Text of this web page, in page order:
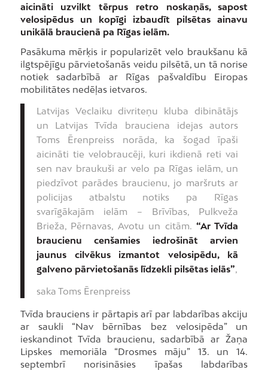
aicināti uzvilkt tērpus retro noskaņās, sapost
velosipēdus un kopīgi izbaudīt pilsētas ainavu
unikālā braucienā pa Rīgas ielām.
Pasākuma mērķis ir popularizēt velo braukšanu kā
ilgtspējīgu pārvietošanās veidu pilsētā, un tā norise
notiek sadarbībā ar Rīgas pašvaldību Eiropas
mobilitātes nedēļas ietvaros.
Latvijas Veclaiku divriteņu kluba dibinātājs
un Latvijas Tvīda brauciena idejas autors
Toms Ērenpreiss norāda, ka šogad īpaši
aicināti tie velobraucēji, kuri ikdienā reti vai
sen nav braukuši ar velo pa Rīgas ielām, un
piedzīvot parādes braucienu, jo maršruts ar
policijas atbalstu notiks pa Rīgas
svarīgākajām ielām – Brīvības, Pulkveža
Brieža, Pērnavas, Avotu un citām. “Ar Tvīda
braucienu cenšamies iedrošināt arvien
jaunus cilvēkus izmantot velosipēdu, kā
galveno pārvietošanās līdzekli pilsētas ielās”,
saka Toms Ērenpreiss
Tvīda brauciens ir pārtapis arī par labdarības akciju
ar saukli “Nav bērnības bez velosipēda” un
ieskandinot Tvīda braucienu, sadarbībā ar Žaņa
Lipskes memoriāla “Drosmes māju” 13. un 14.
septembrī norisināsies īpašas labdarības